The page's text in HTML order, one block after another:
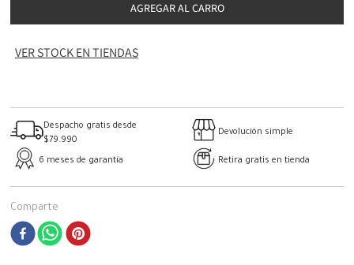
AGREGAR AL CARRO
VER STOCK EN TIENDAS
Despacho gratis desde
$79.990
Devolución simple
6 meses de garantía Retira gratis en tienda
Comparte